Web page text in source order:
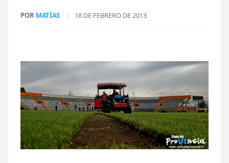
POR MATÍAS | 18 DE FEBRERO DE 2013